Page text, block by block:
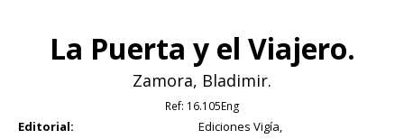
La Puerta y el Viajero.
Zamora, Bladimir.
Ref: 16.105Eng
Editorial:
Ediciones Vigía,